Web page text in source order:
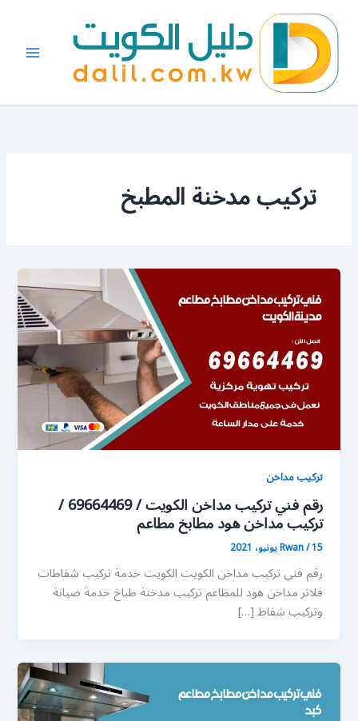
المحتوى
تركيب مدخنة المطبخ
تركيب مداخن
رقم فني تركيب مداخن الكويت / 69664469 /
تركيب مداخن هود مطابخ مطاعم
Rwan/15 يونيو، 2021
رقم فني تركيب مداخن الكويت الكويت خدمة تركيب شفاطات
فلاتر مداخن هود للمطاعم تركيب مدخنة طباخ خدمة صيانة
وتركيب شفاط […]